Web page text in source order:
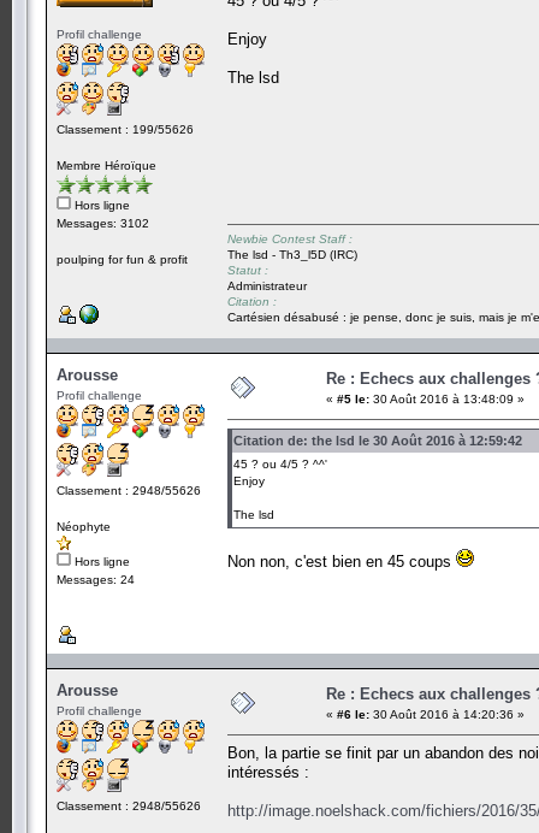
Profil challenge
Classement : 199/55626
Membre Héroïque
Hors ligne
Messages: 3102
poulping for fun & profit
Enjoy
The lsd
Newbie Contest Staff :
The lsd - Th3_l5D (IRC)
Statut :
Administrateur
Citation :
Cartésien désabusé : je pense, donc je suis, mais je
Arousse
Profil challenge
Classement : 2948/55626
Néophyte
Hors ligne
Messages: 24
Re : Echecs aux challenges
« #5 le: 30 Août 2016 à 13:48:09 »
Citation de: the lsd le 30 Août 2016 à 12:59:42
45 ? ou 4/5 ? ^^'
Enjoy
The lsd
Non non, c'est bien en 45 coups
Arousse
Profil challenge
Classement : 2948/55626
Re : Echecs aux challenges
« #6 le: 30 Août 2016 à 14:20:36 »
Bon, la partie se finit par un abandon des
intéressés :
http://image.noelshack.com/fichiers/2016/